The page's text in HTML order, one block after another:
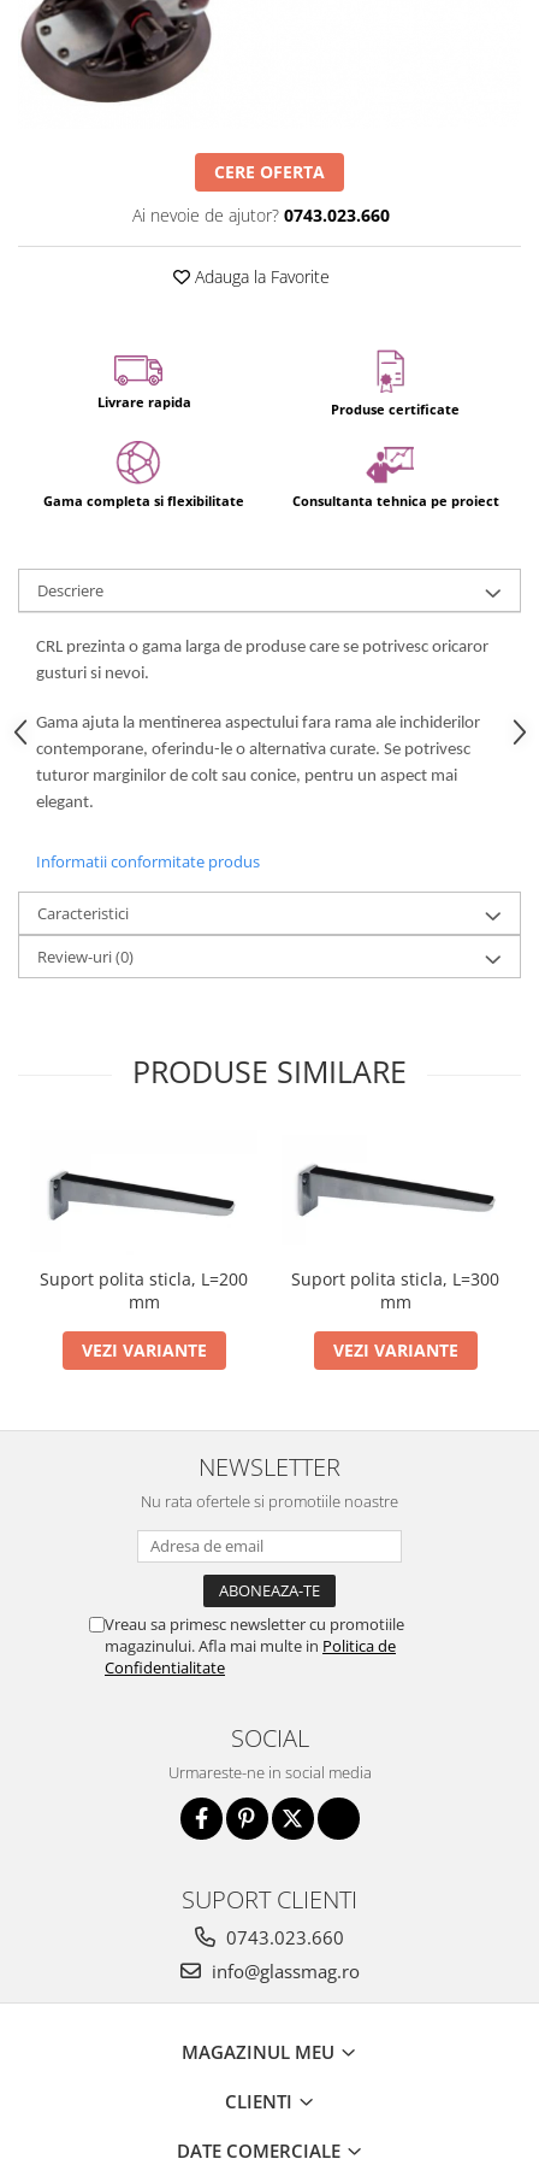
CERE OFERTA
Ai nevoie de ajutor? 0743.023.660
Adauga la Favorite
Livrare rapida Produse certificate
Gama completa si flexibilitate Consultanta tehnica pe proiect
Descriere
CRL prezinta o gama larga de produse care se potrivesc oricaror
gusturi si nevoi.
Gama ajuta la mentinerea aspectului fara rama ale inchiderilor
contemporane, oferindu-le o alternativa curate. Se potrivesc
tuturor marginilor de colt sau conice, pentru un aspect mai
elegant.
Informatii conformitate produs
Caracteristici
Review-uri(0)
PRODUSE SIMILARE
Suport polita sticla, L=200
mm
VEZI VARIANTE
Suport polita sticla, L=300
mm
VEZI VARIANTE
NEWSLETTER
Nu rata ofertele si promotiile noastre
Vreau sa primesc newsletter cu promotiile
magazinului. Afla mai multe in Politica de
Confidentialitate
SOCIAL
Urmareste-ne in social media
SUPORT CLIENTI
0743.023.660
info@glassmag.ro
MAGAZINUL MEU
CLIENTI
DATE COMERCIALE